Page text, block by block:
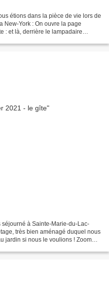
étions dans la pièce de vie lors de
New-York : On ouvre la page
: et là, derrière le lampadaire
à Sainte-Marie-du-Lac-
très bien aménagé duquel nous
jardin si nous le voulions ! Zoom